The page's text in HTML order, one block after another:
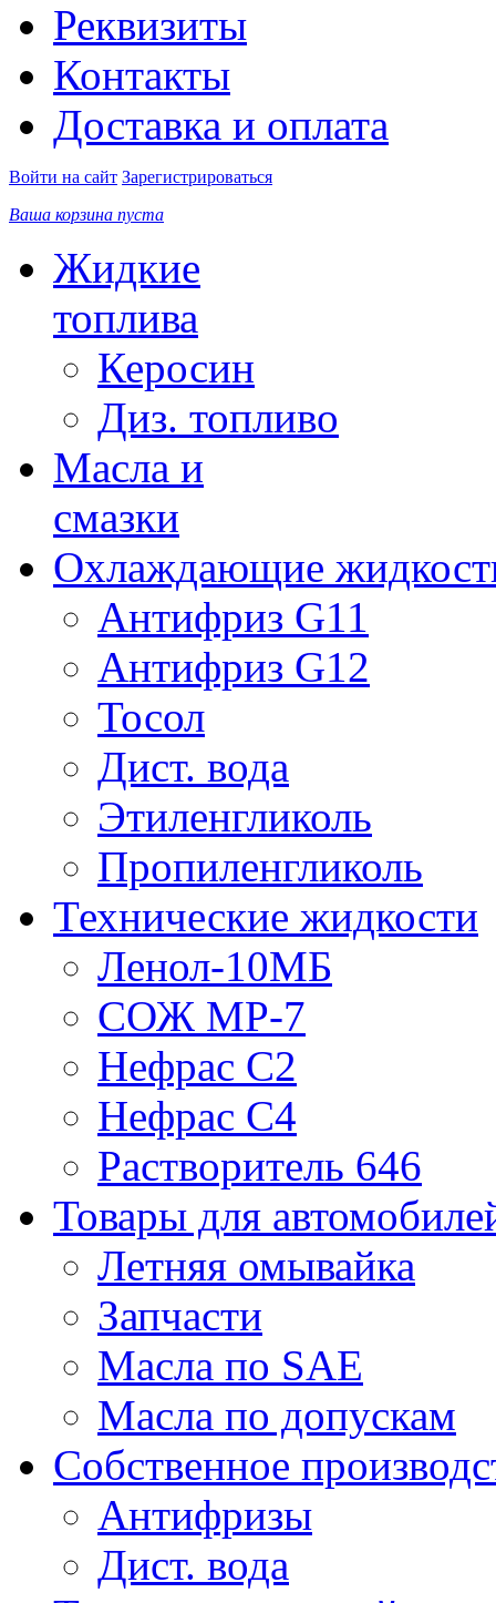
Реквизиты
Контакты
Доставка и оплата
Войти на сайт Зарегистрироваться
Ваша корзина пуста
Жидкие
топлива
Керосин
Диз. топливо
Масла и
смазки
Охлаждающие
Антифриз G11
Антифриз G12
Тосол
Дист. вода
Этиленгликоль
Пропиленгликоль
Технические жидкости
Ленол-10МБ
СОЖ МР-7
Нефрас С2
Нефрас С4
Растворитель 646
Товары для
Летняя омывайка
Запчасти
Масла по SAE
Масла по допускам
Собственное
Антифризы
Дист. вода